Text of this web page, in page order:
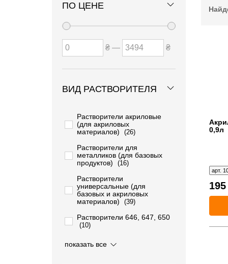
ПО ЦЕНЕ
₴ — ₴
ВИД РАСТВОРИТЕЛЯ
Растворители акриловые
(для акриловых
материалов)
(26)
Растворители для
металликов (для базовых
продуктов)
(16)
Растворители
универсальные (для
базовых и акриловых
материалов)
(39)
Растворители 646, 647, 650
(10)
переходом
показать все
0,9л
арт.
195